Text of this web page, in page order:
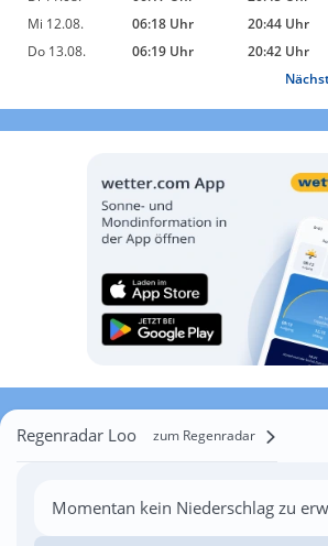
Mi 12.08.
06:18 Uhr 20:44 Uhr
Do 13.08.
06:19 Uhr 20:42 Uhr
Regenradar Loo zum Regenradar
Momentan kein Niederschlag zu